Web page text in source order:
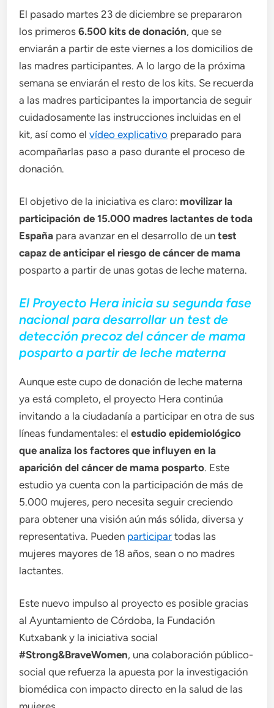
El pasado martes 23 de diciembre se prepararon
los primeros6.500 kits de donación, que se
enviarán a partir de este viernes a los domicilios de
las madres participantes. A lo largo de la próxima
semana se enviarán el resto de los kits. Se recuerda
a las madres participantes la importancia de seguir
cuidadosamente las instrucciones incluidas en el
kit, así como elvídeo explicativo preparado para
acompañarlas paso a paso durante el proceso de
donación.
El objetivo de la iniciativa es claro: movilizar la
participación de 15.000 madres lactantes de toda
España para avanzar en el desarrollo de un test
capaz de anticipar el riesgo de cáncer de mama
posparto a partir de unas gotas de leche materna.
El Proyecto Hera inicia su segunda fase
nacional para desarrollar un test de
detección precoz del cáncer de mama
posparto a partir de leche materna
Aunque este cupo de donación de leche materna
ya está completo, el proyecto Hera continúa
invitando a la ciudadanía a participar en otra de sus
líneas fundamentales: elestudio epidemiológico
que analiza los factores que influyen en la
aparición del cáncer de mama posparto. Este
estudio ya cuenta con la participación de más de
5.000 mujeres, pero necesita seguir creciendo
para obtener una visión aún más sólida, diversa y
representativa. Pueden participar todas las
mujeres mayores de 18 años, sean o no madres
lactantes.
Este nuevo impulso al proyecto es posible gracias
al Ayuntamiento de Córdoba, la Fundación
Kutxabank y la iniciativa social
#Strong&BraveWomen, una colaboración público-
social que refuerza la apuesta por la investigación
biomédica con impacto directo en la salud de las